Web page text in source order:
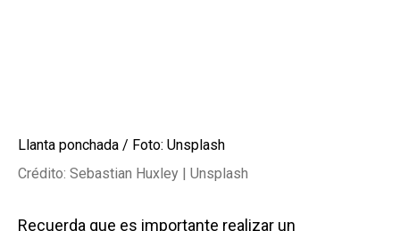
Llanta ponchada / Foto: Unsplash
Crédito: Sebastian Huxley | Unsplash
Recuerda que es importante realizar un